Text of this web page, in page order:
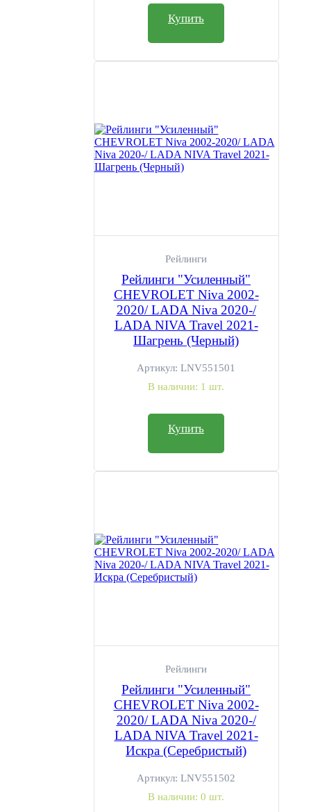
Купить
Рейлинги
Рейлинги "Усиленный"
CHEVROLET Niva 2002-
2020/ LADA Niva 2020-/
LADA NIVA Travel 2021-
Шагрень (Черный)
Артикул: LNV551501
В наличии: 1 шт.
Купить
Рейлинги
Рейлинги "Усиленный"
CHEVROLET Niva 2002-
2020/ LADA Niva 2020-/
LADA NIVA Travel 2021-
Искра (Серебристый)
Артикул: LNV551502
В наличии: 0 шт.